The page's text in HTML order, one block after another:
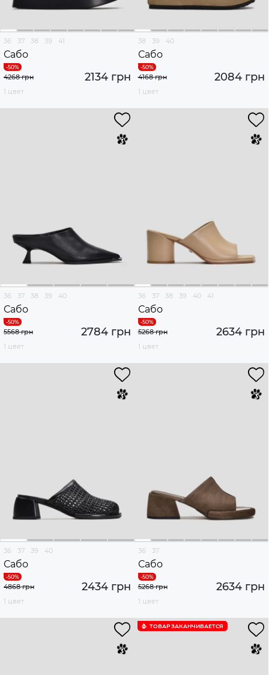
36 37 38 39 41
Сабо
2134 грн
4268 грн
1 цвет
38 39 40
Сабо
2084 грн
4168 грн
1 цвет
36 37 38 39 40
Сабо
2784 грн
5568 грн
1 цвет
36 37 38 39 40 41
Сабо
2634 грн
5268 грн
1 цвет
36 37 39 40
Сабо
2434 грн
4868 грн
1 цвет
36 37
Сабо
2634 грн
5268 грн
1 цвет
ТОВАР ЗАКАНЧИВАЕТСЯ